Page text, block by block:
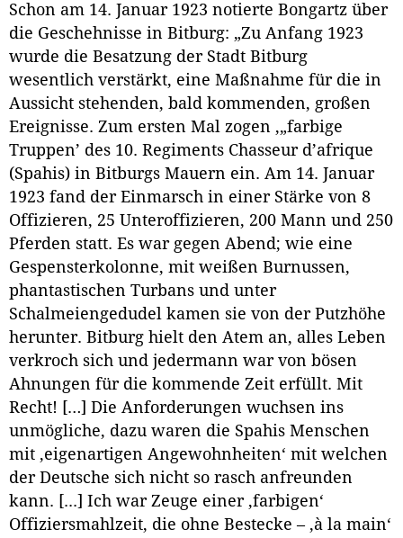
Schon am 14. Januar 1923 notierte Bongartz über
die Geschehnisse in Bitburg: „Zu Anfang 1923
wurde die Besatzung der Stadt Bitburg
wesentlich verstärkt, eine Maßnahme für die in
Aussicht stehenden, bald kommenden, großen
Ereignisse. Zum ersten Mal zogen ‚„farbige
Truppen’ des 10. Regiments Chasseur d’afrique
(Spahis) in Bitburgs Mauern ein. Am 14. Januar
1923 fand der Einmarsch in einer Stärke von 8
Offizieren, 25 Unteroffizieren, 200 Mann und 250
Pferden statt. Es war gegen Abend; wie eine
Gespensterkolonne, mit weißen Burnussen,
phantastischen Turbans und unter
Schalmeiengedudel kamen sie von der Putzhöhe
herunter. Bitburg hielt den Atem an, alles Leben
verkroch sich und jedermann war von bösen
Ahnungen für die kommende Zeit erfüllt. Mit
Recht! […] Die Anforderungen wuchsen ins
unmögliche, dazu waren die Spahis Menschen
mit ‚eigenartigen Angewohnheiten‘ mit welchen
der Deutsche sich nicht so rasch anfreunden
kann. [...] Ich war Zeuge einer ‚farbigen‘
Offiziersmahlzeit, die ohne Bestecke – ‚à la main‘